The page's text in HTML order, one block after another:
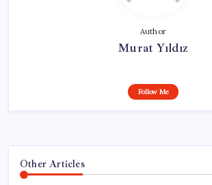
Author
Murat Yıldız
Follow Me
Other Articles